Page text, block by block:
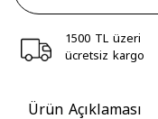
1500 TL üzeri
ücretsiz kargo
Ürün Açıklaması